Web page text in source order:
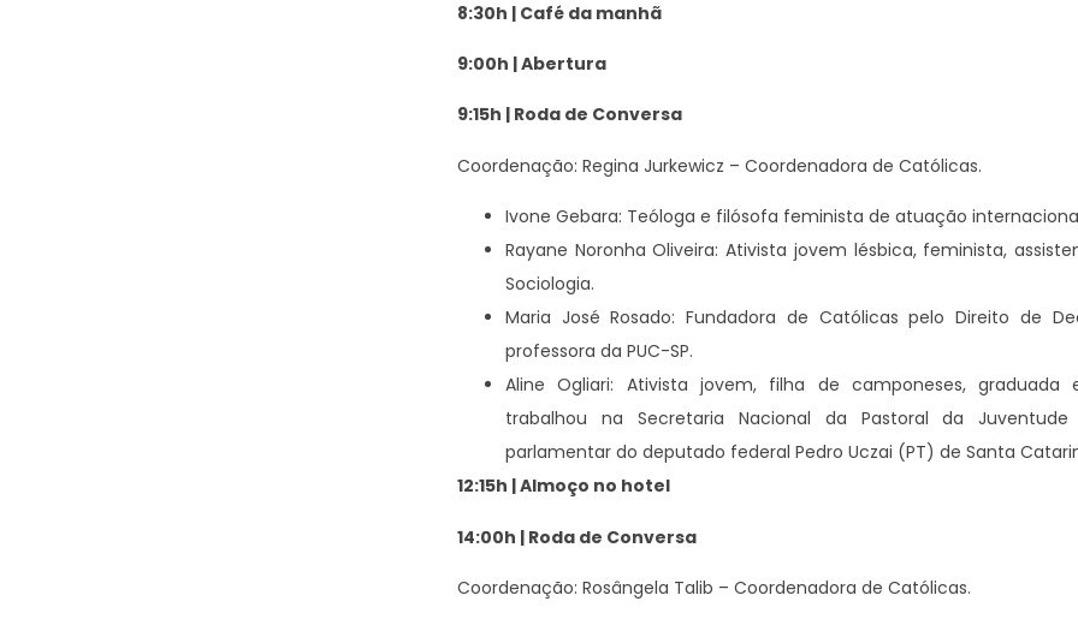
8:30h | Café da manhã
9:00h | Abertura
9:15h | Roda de Conversa
Coordenação: Regina Jurkewicz – Coordenadora de Católicas.
Ivone Gebara: Teóloga e filósofa feminista de atuação
Rayane Noronha Oliveira: Ativista jovem lésbica, feminista,
Sociologia.
Maria José Rosado: Fundadora de Católicas pelo Direito de
professora da PUC-SP.
Aline Ogliari: Ativista jovem, filha de camponeses, graduada
trabalhou na Secretaria Nacional da Pastoral da
parlamentar do deputado federal Pedro Uczai (PT) de Santa
12:15h | Almoço no hotel
14:00h | Roda de Conversa
Coordenação: Rosângela Talib – Coordenadora de Católicas.